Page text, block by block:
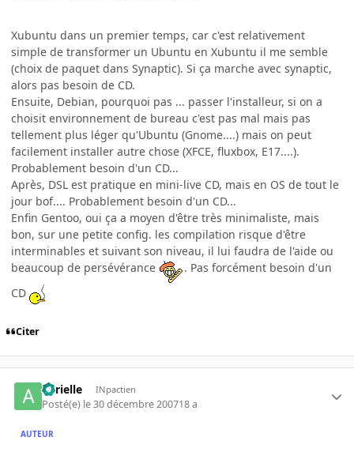
Xubuntu dans un premier temps, car c'est relativement
simple de transformer un Ubuntu en Xubuntu il me semble
(choix de paquet dans Synaptic). Si ça marche avec synaptic,
alors pas besoin de CD.
Ensuite, Debian, pourquoi pas ... passer l'installeur, si on a
choisit environnement de bureau c'est pas mal mais pas
tellement plus léger qu'Ubuntu (Gnome....) mais on peut
facilement installer autre chose (XFCE, fluxbox, E17....).
Probablement besoin d'un CD...
Après, DSL est pratique en mini-live CD, mais en OS de tout le
jour bof.... Probablement besoin d'un CD...
Enfin Gentoo, oui ça a moyen d'être très minimaliste, mais
bon, sur une petite config. les compilation risque d'être
interminables et suivant son niveau, il lui faudra de l'aide ou
beaucoup de persévérance
. Pas forcément besoin d'un
CD
Citer
aurielle INpactien
Posté(e) le 30 décembre 200718 a
AUTEUR